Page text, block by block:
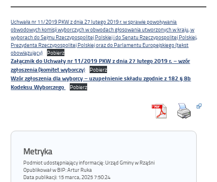
Uchwała nr 11/2019 PKW z dnia 27 lutego 2019 r. w sprawie powoływania
obwodowych komisji wyborczych w obwodach głosowania utworzonych w kraju, w
wyborach do Sejmu Rzeczypospolitej Polskiej i do Senatu Rzeczypospolitej Polskiej,
Prezydenta Rzeczypospolitej Polskiej oraz do Parlamentu Europejskiego (tekst
obowiązujący)
Pobierz
Załącznik do Uchwały nr 11/2019 PKW z dnia 27 lutego 2019 r. – wzór
zgłoszenia(komitet wyborczy) Pobierz
Wzór zgłoszenia dla wyborcy – uzupełnienie składu zgodnie z 182 § 8b
Kodeksu Wyborczego
Pobierz
Metryka
Podmiot udostępniający informację: Urząd Gminy w Rząśni
Opublikował w BIP:Artur Ruka
Data publikacji: 15 marca, 2025 7:50:24